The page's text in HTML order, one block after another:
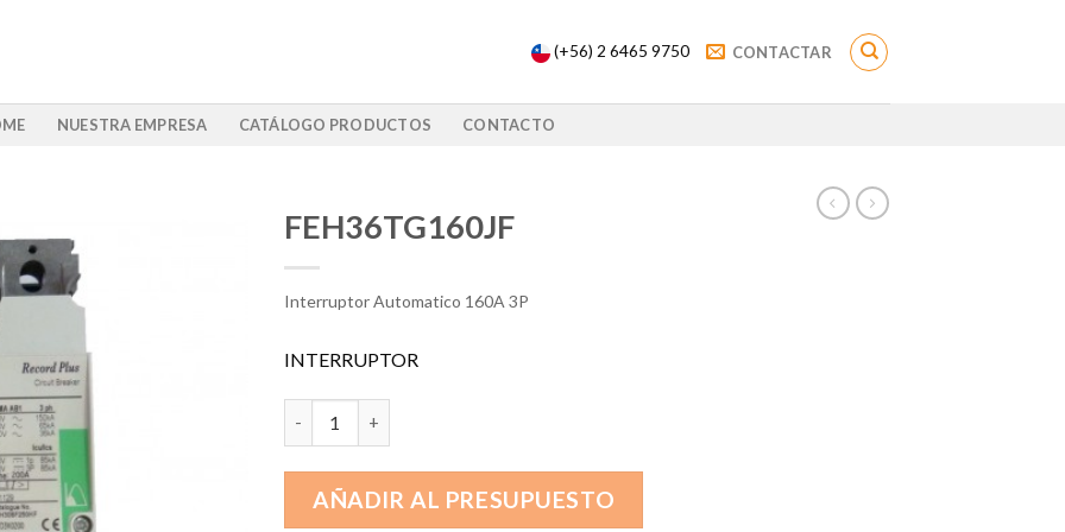
(+56) 2 6465 9750 CONTACTAR
NUESTRA EMPRESA CATÁLOGO PRODUCTOS CONTACTO
FEH36TG160JF
Interruptor Automatico 160A 3P
INTERRUPTOR
AÑADIR AL PRESUPUESTO